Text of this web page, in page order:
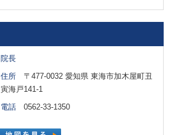
院長
住所〒477-0032 愛知県 東海市加木屋町丑
寅海戸141-1
電話0562-33-1350